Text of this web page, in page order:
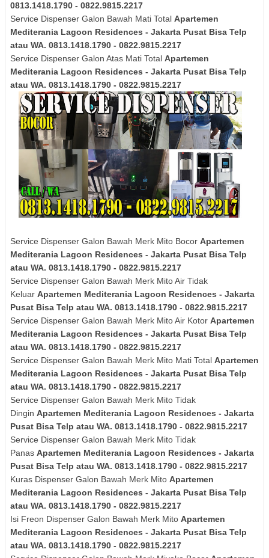
0813.1418.1790 - 0822.9815.2217
Service Dispenser Galon Bawah Mati Total Apartemen
Mediterania Lagoon Residences - Jakarta Pusat Bisa Telp
atau WA. 0813.1418.1790 - 0822.9815.2217
Service Dispenser Galon Atas Mati Total Apartemen
Mediterania Lagoon Residences - Jakarta Pusat Bisa Telp
atau WA. 0813.1418.1790 - 0822.9815.2217
Service Dispenser Galon Bawah Merk Mito Bocor Apartemen
Mediterania Lagoon Residences - Jakarta Pusat Bisa Telp
atau WA. 0813.1418.1790 - 0822.9815.2217
Service Dispenser Galon Bawah Merk Mito Air Tidak
Keluar Apartemen Mediterania Lagoon Residences - Jakarta
Pusat Bisa Telp atau WA. 0813.1418.1790 - 0822.9815.2217
Service Dispenser Galon Bawah Merk Mito Air Kotor Apartemen
Mediterania Lagoon Residences - Jakarta Pusat Bisa Telp
atau WA. 0813.1418.1790 - 0822.9815.2217
Service Dispenser Galon Bawah Merk Mito Mati Total Apartemen
Mediterania Lagoon Residences - Jakarta Pusat Bisa Telp
atau WA. 0813.1418.1790 - 0822.9815.2217
Service Dispenser Galon Bawah Merk Mito Tidak
Dingin Apartemen Mediterania Lagoon Residences - Jakarta
Pusat Bisa Telp atau WA. 0813.1418.1790 - 0822.9815.2217
Service Dispenser Galon Bawah Merk Mito Tidak
Panas Apartemen Mediterania Lagoon Residences - Jakarta
Pusat Bisa Telp atau WA. 0813.1418.1790 - 0822.9815.2217
Kuras Dispenser Galon Bawah Merk Mito Apartemen
Mediterania Lagoon Residences - Jakarta Pusat Bisa Telp
atau WA. 0813.1418.1790 - 0822.9815.2217
Isi Freon Dispenser Galon Bawah Merk Mito Apartemen
Mediterania Lagoon Residences - Jakarta Pusat Bisa Telp
atau WA. 0813.1418.1790 - 0822.9815.2217